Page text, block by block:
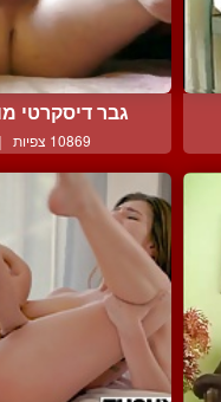
גבר דיסקרטי
10869 צפיות |